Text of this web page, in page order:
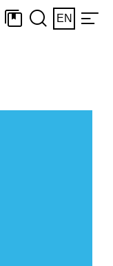
EN